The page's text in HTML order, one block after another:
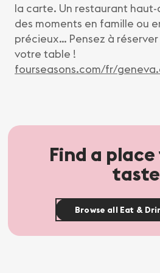
la carte. Un restaurant
des moments en famille ou
précieux… Pensez à
votre table !
fourseasons.com/fr/
Find a
taste
Browse all Eat &